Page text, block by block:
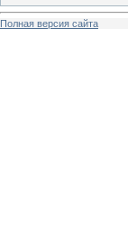
Полная версия сайта